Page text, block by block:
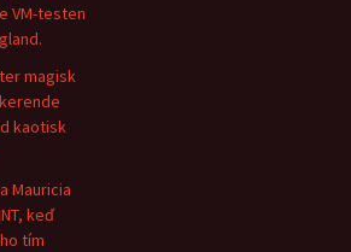
VM-testen
magisk
kaotisk
Mauricia
keď
tím